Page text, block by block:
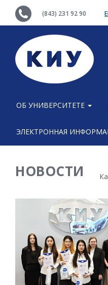
(843) 231 92 90
ОБ УНИВЕРСИТЕТЕ
ЭЛЕКТРОННАЯ
НОВОСТИ